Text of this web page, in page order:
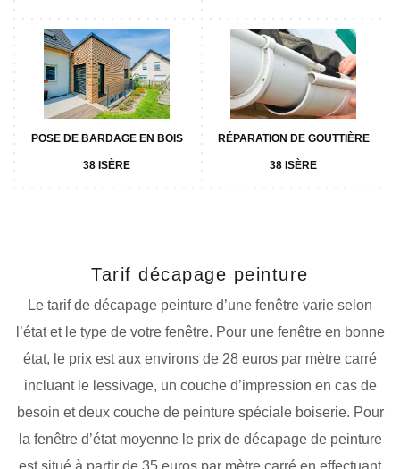
POSE DE BARDAGE EN BOIS
38 ISÈRE
RÉPARATION DE GOUTTIÈRE
38 ISÈRE
Tarif décapage peinture
Le tarif de décapage peinture d’une fenêtre varie selon
l’état et le type de votre fenêtre. Pour une fenêtre en bonne
état, le prix est aux environs de 28 euros par mètre carré
incluant le lessivage, un couche d’impression en cas de
besoin et deux couche de peinture spéciale boiserie. Pour
la fenêtre d’état moyenne le prix de décapage de peinture
est situé à partir de 35 euros par mètre carré en effectuant